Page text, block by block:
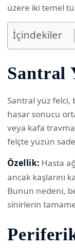
üzere iki temel
İçindekiler
Santral
Santral yüz
hasar sonucu
veya kafa
felçte yüzün
Özellik: Hasta
ancak kaşlarını
Bunun nedeni,
sinirlerin